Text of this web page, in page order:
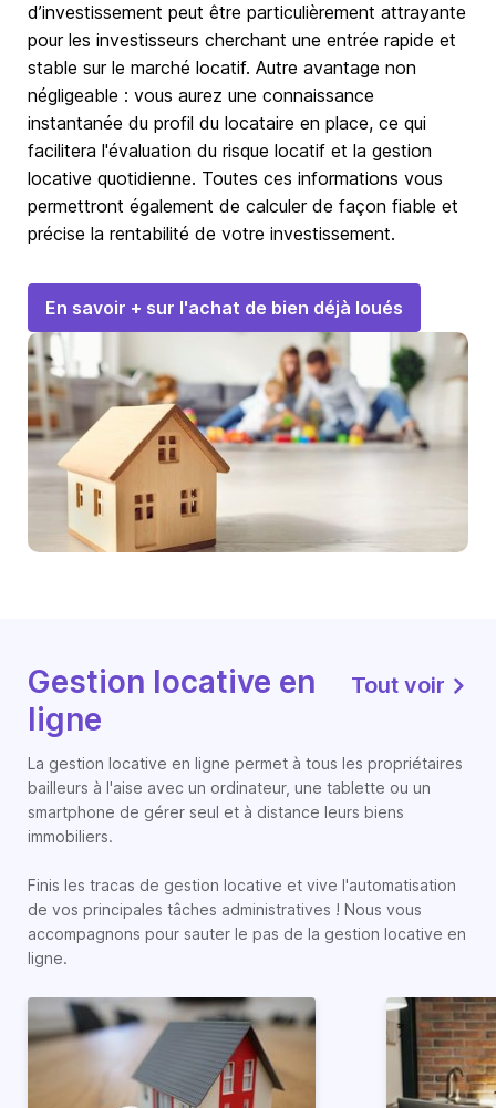
d’investissement peut être particulièrement attrayante
pour les investisseurs cherchant une entrée rapide et
stable sur le marché locatif. Autre avantage non
négligeable : vous aurez une connaissance
instantanée du profil du locataire en place, ce qui
facilitera l'évaluation du risque locatif et la gestion
locative quotidienne. Toutes ces informations vous
permettront également de calculer de façon fiable et
précise la rentabilité de votre investissement.
En savoir + sur l'achat de bien déjà loués
Gestion locative en
ligne
Tout voir
La gestion locative en ligne permet à tous les propriétaires
bailleurs à l'aise avec un ordinateur, une tablette ou un
smartphone de gérer seul et à distance leurs biens
immobiliers.
Finis les tracas de gestion locative et vive l'automatisation
de vos principales tâches administratives ! Nous vous
accompagnons pour sauter le pas de la gestion locative en
ligne.